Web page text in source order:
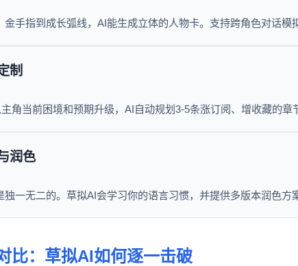
金手指到成长弧线，AI能生成立体的人物卡。支持跨角色对话模
制
主角当前困境和预期升级，AI自动规划3-5条涨订阅、增收藏的
润色
一无二的。草拟AI会学习你的语言习惯，并提供多版本润色方
比：草拟AI如何逐一击破